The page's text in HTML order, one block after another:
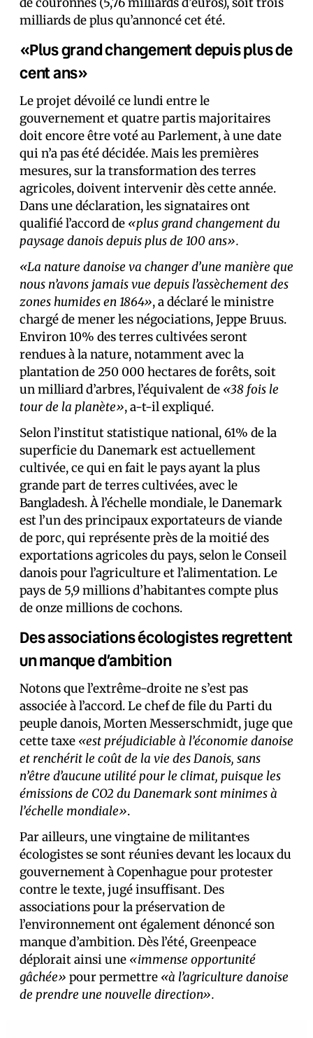
milliards de plus qu’annoncé cet été.
«Plus grand changement depuis plus de
cent ans»
Le projet dévoilé ce lundi entre le
gouvernement et quatre partis majoritaires
doit encore être voté au Parlement, à une date
qui n’a pas été décidée. Mais les premières
mesures, sur la transformation des terres
agricoles, doivent intervenir dès cette année.
Dans une déclaration, les signataires ont
qualifié l’accord de «plus grand changement du
paysage danois depuis plus de 100 ans».
«La nature danoise va changer d’une manière que
nous n’avons jamais vue depuis l’assèchement des
zones humides en 1864», a déclaré le ministre
chargé de mener les négociations, Jeppe Bruus.
Environ 10% des terres cultivées seront
rendues à la nature, notamment avec la
plantation de 250 000 hectares de forêts, soit
un milliard d’arbres, l’équivalent de «38 fois le
tour de la planète», a-t-il expliqué.
Selon l’institut statistique national, 61% de la
superficie du Danemark est actuellement
cultivée, ce qui en fait le pays ayant la plus
grande part de terres cultivées, avec le
Bangladesh. À l’échelle mondiale, le Danemark
est l’un des principaux exportateurs de viande
de porc, qui représente près de la moitié des
exportations agricoles du pays, selon le Conseil
danois pour l’agriculture et l’alimentation. Le
pays de 5,9 millions d’habitant·es compte plus
de onze millions de cochons.
Des associations écologistes regrettent
un manque d’ambition
Notons que l’extrême-droite ne s’est pas
associée à l’accord. Le chef de file du Parti du
peuple danois, Morten Messerschmidt, juge que
cette taxe «est préjudiciable à l’économie danoise
et renchérit le coût de la vie des Danois, sans
n’être d’aucune utilité pour le climat, puisque les
émissions de CO2 du Danemark sont minimes à
l’échelle mondiale».
Par ailleurs, une vingtaine de militant·es
écologistes se sont réuni·es devant les locaux du
gouvernement à Copenhague pour protester
contre le texte, jugé insuffisant. Des
associations pour la préservation de
l’environnement ont également dénoncé son
manque d’ambition. Dès l’été, Greenpeace
déplorait ainsi une «immense opportunité
gâchée» pour permettre «à l’agriculture danoise
de prendre une nouvelle direction».